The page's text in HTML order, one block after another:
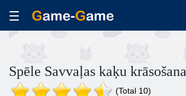
Spēle Savvaļas kaķu krāsošana
(Total 10)